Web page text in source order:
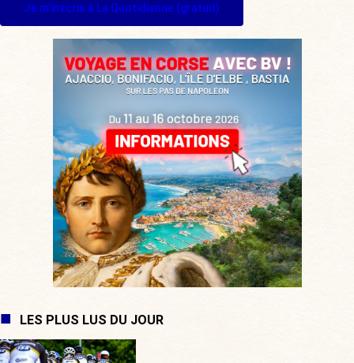
Je m'inscris à La Quotidienne (gratuit)
LES PLUS LUS DU JOUR